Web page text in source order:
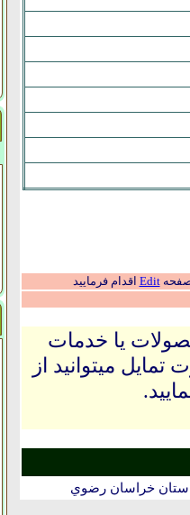
صفحهEdit اقدام فرمایید
یا خدمات
میتوانید از
خراسان رضوي